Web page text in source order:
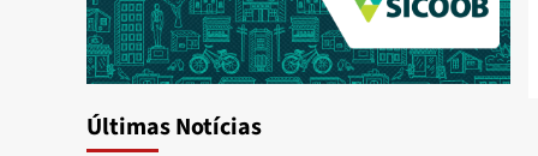
Últimas Notícias